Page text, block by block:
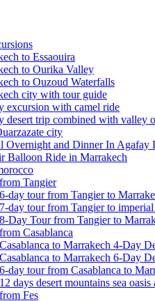
to Essaouira
to Ourika Valley
to Ouzoud Waterfalls
city with tour guide
excursion with camel ride
desert trip combined with valley
city
Overnight and Dinner In Agafay
Balloon Ride in Marrakech
Tangier
6-day tour from Tangier to
7-day tour from Tangier to
8-Day Tour from Tangier to
Casablanca
Casablanca to Marrakech 4-Day
Casablanca to Marrakech 6-Day
6-day tour from Casablanca to
12 days desert mountains sea oasis
Fes